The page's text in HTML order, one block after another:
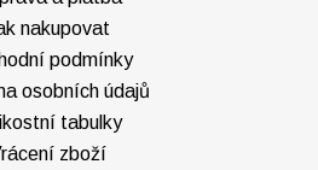
nakupovat
podmínky
osobních údajů
tabulky
zboží